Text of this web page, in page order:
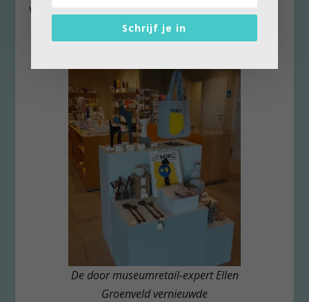
van Meerdanvijftig.nl!
De door museumretail-expert Ellen
Groenveld vernieuwde
Schrijf je in